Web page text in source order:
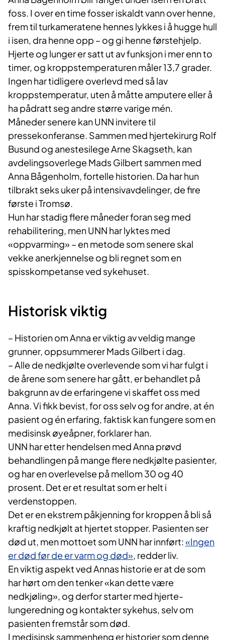
foss. I over en time fosser iskaldt vann over henne,
frem til turkameratene hennes lykkes i å hugge hull
i isen, dra henne opp – og gi henne førstehjelp.
Hjerte og lunger er satt ut av funksjon i mer enn to
timer, og kroppstemperaturen måler 13,7 grader.
Ingen har tidligere overlevd med så lav
kroppstemperatur, uten å måtte amputere eller å
ha pådratt seg andre større varige mén.
Måneder senere kan UNN invitere til
pressekonferanse. Sammen med hjertekirurg Rolf
Busund og anestesilege Arne Skagseth, kan
avdelingsoverlege Mads Gilbert sammen med
Anna Bågenholm, fortelle historien. Da har hun
tilbrakt seks uker på intensivavdelinger, de fire
første i Tromsø.
Hun har stadig flere måneder foran seg med
rehabilitering, men UNN har lyktes med
«oppvarming» – en metode som senere skal
vekke anerkjennelse og bli regnet som en
spisskompetanse ved sykehuset.
Historisk viktig
– Historien om Anna er viktig av veldig mange
grunner, oppsummerer Mads Gilbert i dag.
– Alle de nedkjølte overlevende som vi har fulgt i
de årene som senere har gått, er behandlet på
bakgrunn av de erfaringene vi skaffet oss med
Anna. Vi fikk bevist, for oss selv og for andre, at én
pasient og én erfaring, faktisk kan fungere som en
medisinsk øyeåpner, forklarer han.
UNN har etter hendelsen med Anna prøvd
behandlingen på mange flere nedkjølte pasienter,
og har en overlevelse på mellom 30 og 40
prosent. Det er et resultat som er helt i
verdenstoppen.
Det er en ekstrem påkjenning for kroppen å bli så
kraftig nedkjølt at hjertet stopper. Pasienten ser
død ut, men mottoet som UNN har innført:«Ingen
er død før de er varm og død», redder liv.
En viktig aspekt ved Annas historie er at de som
har hørt om den tenker «kan dette være
nedkjøling», og derfor starter med hjerte-
lungeredning og kontakter sykehus, selv om
pasienten fremstår som død.
I medisinsk sammenheng er historier som denne